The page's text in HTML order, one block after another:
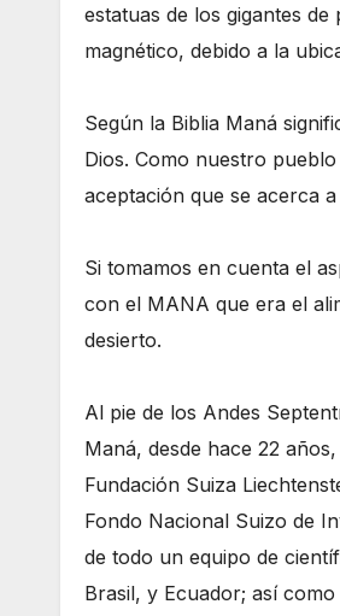
estatuas de los gigantes
magnético, debido a la
Según la Biblia Maná
Dios. Como nuestro
aceptación que se acerca
Si tomamos en cuenta el
con el MANA que era el
desierto.
Al pie de los Andes
Maná, desde hace 22
Fundación Suiza
Fondo Nacional Suizo de
de todo un equipo de
Brasil, y Ecuador; así